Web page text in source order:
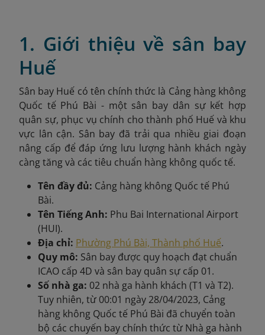
1. Giới thiệu về sân bay
Huế
Sân bay Huế có tên chính thức là Cảng hàng không
Quốc tế Phú Bài - một sân bay dân sự kết hợp
quân sự, phục vụ chính cho thành phố Huế và khu
vực lân cận. Sân bay đã trải qua nhiều giai đoạn
nâng cấp để đáp ứng lưu lượng hành khách ngày
càng tăng và các tiêu chuẩn hàng không quốc tế.
Tên đầy đủ: Cảng hàng không Quốc tế Phú
Bài.
Tên Tiếng Anh: Phu Bai International Airport
(HUI).
Địa chỉ: Phường Phú Bài, Thành phố Huế.
Quy mô: Sân bay được quy hoạch đạt chuẩn
ICAO cấp 4D và sân bay quân sự cấp 01.
Số nhà ga: 02 nhà ga hành khách (T1 và T2).
Tuy nhiên, từ 00:01 ngày 28/04/2023, Cảng
hàng không Quốc tế Phú Bài đã chuyển toàn
bộ các chuyến bay chính thức từ Nhà ga hành